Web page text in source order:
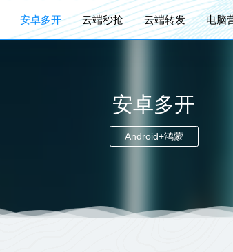
安卓多开 云端秒抢 云端转发 电脑
安卓多开
Android+鸿蒙